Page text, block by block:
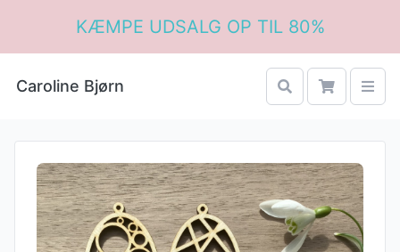
KÆMPE UDSALG OP TIL 80%
Caroline Bjørn